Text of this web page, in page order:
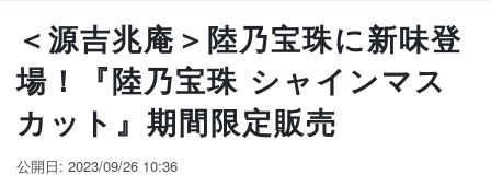
＜源吉兆庵＞陸乃宝珠に新味登
場！『陸乃宝珠 シャインマス
カット』期間限定販売
公開日: 2023/09/26 10:36